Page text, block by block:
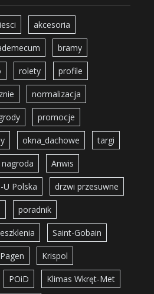
akcesoria
bramy
rolety profile
normalizacja
promocje
okna_dachowe targi
nagroda Anwis
U Polska drzwi przesuwne
poradnik
Saint-Gobain
Pagen Krispol
POiD Klimas Wkręt-Met